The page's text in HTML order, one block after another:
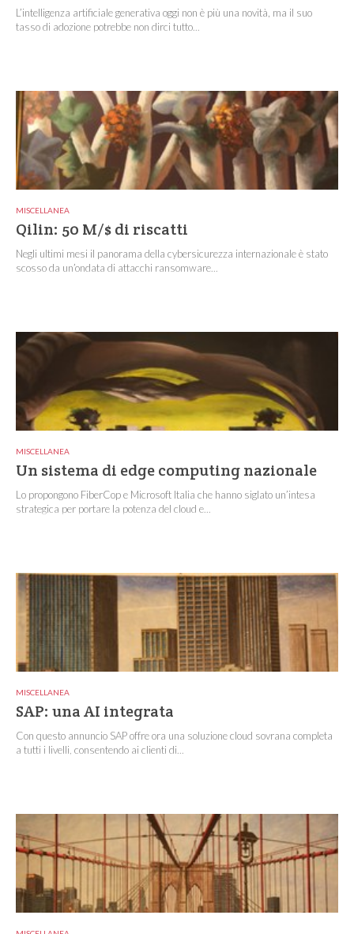
L’intelligenza artificiale generativa oggi non è più una novità, ma il suo
tasso di adozione potrebbe non dirci tutto...
MISCELLANEA
Qilin: 50 M/$ di riscatti
Negli ultimi mesi il panorama della cybersicurezza internazionale è stato
scosso da un’ondata di attacchi ransomware...
MISCELLANEA
Un sistema di edge computing nazionale
Lo propongono FiberCop e Microsoft Italia che hanno siglato un’intesa
strategica per portare la potenza del cloud e...
MISCELLANEA
SAP: una AI integrata
Con questo annuncio SAP offre ora una soluzione cloud sovrana completa
a tutti i livelli, consentendo ai clienti di...